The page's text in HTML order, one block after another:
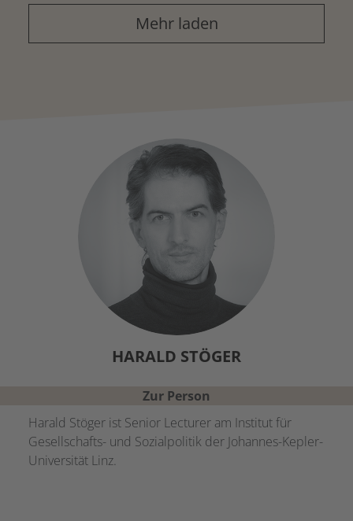
Mehr laden
HARALD STÖGER
Zur Person
Harald Stöger ist Senior Lecturer am Institut für
Gesellschafts- und Sozialpolitik der Johannes-Kepler-
Universität Linz.